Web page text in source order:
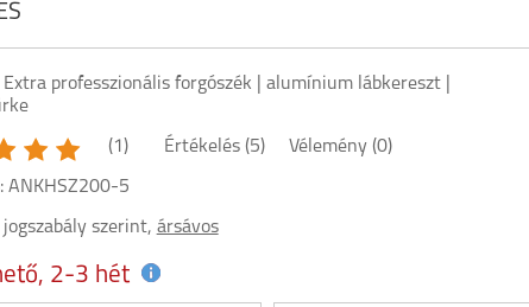
professzionális forgószék | alumínium lábkereszt |
(1) Értékelés (5) Vélemény (0)
ANKHSZ200-5
jogszabály szerint, ársávos
2-3 hét